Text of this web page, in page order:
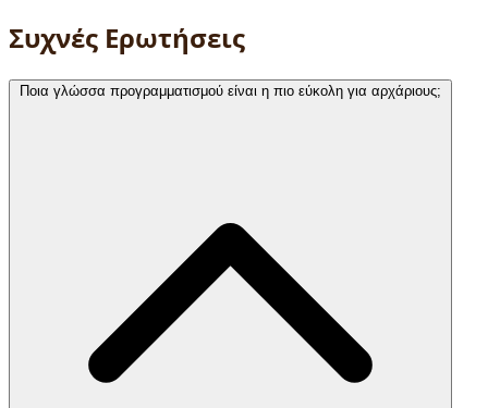
Συχνές Ερωτήσεις
Ποια γλώσσα προγραμματισμού είναι η πιο εύκολη για αρχάριους;